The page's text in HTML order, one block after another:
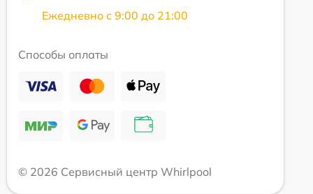
Ежедневно с 9:00 до 21:00
Способы оплаты
© 2026 Сервисный центр Whirlpool